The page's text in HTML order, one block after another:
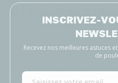
INSCRIVEZ-
Recevez nos meilleures astuces
de